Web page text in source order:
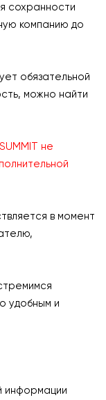
сохранности
компанию до
обязательной
можно найти
не
в момент
удобным и
информации